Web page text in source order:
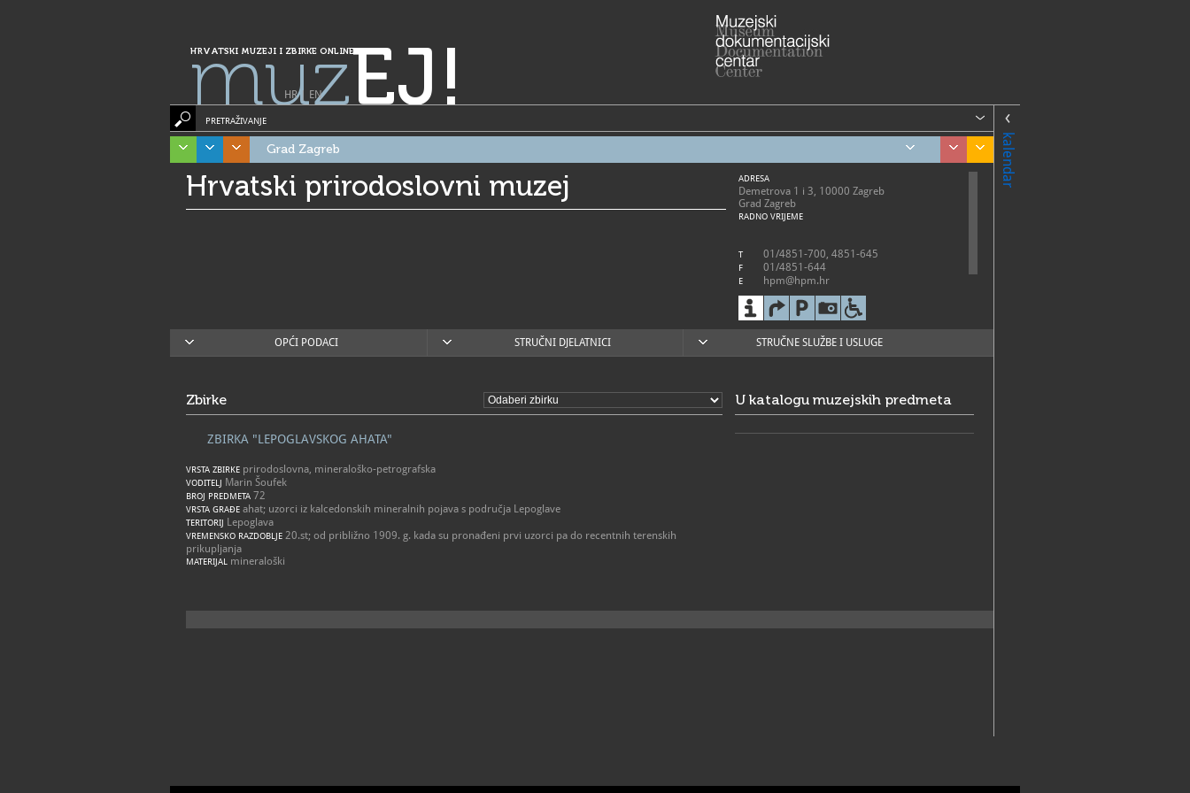
HRVATSKI MUZEJI I ZBIRKE ONLINE
muzEJ!
HR| EN
kalendar
PRETRAŽIVANJE
Grad Zagreb
Hrvatski prirodoslovni muzej ADRESA
Demetrova 1 i 3, 10000 Zagreb
Grad Zagreb
RADNO VRIJEME
T 01/4851-700, 4851-645
F 01/4851-644
E hpm@hpm.hr
W https://www.hpm.hr/
OPĆI PODACI STRUČNI DJELATNICI STRUČNE SLUŽBE I USLUGE
Zbirke
ZBIRKA "LEPOGLAVSKOG AHATA"
VRSTA ZBIRKE prirodoslovna, mineraloško-petrografska
VODITELJ Marin Šoufek
BROJ PREDMETA 72
VRSTA GRAĐE ahat; uzorci iz kalcedonskih mineralnih pojava s područja Lepoglave
TERITORIJ Lepoglava
VREMENSKO RAZDOBLJE 20.st; od približno 1909. g. kada su pronađeni prvi uzorci pa do recentnih terenskih
prikupljanja
MATERIJAL mineraloški
U katalogu muzejskih predmeta